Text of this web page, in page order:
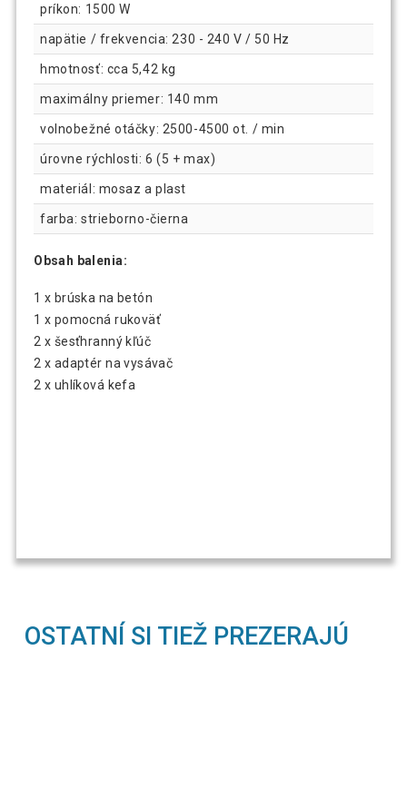
príkon: 1500 W
napätie / frekvencia: 230 - 240 V / 50 Hz
hmotnosť: cca 5,42 kg
maximálny priemer: 140 mm
volnobežné otáčky: 2500-4500 ot. / min
úrovne rýchlosti: 6 (5 + max)
materiál: mosaz a plast
farba: strieborno-čierna
Obsah balenia:
1 x brúska na betón
1 x pomocná rukoväť
2 x šesťhranný kľúč
2 x adaptér na vysávač
2 x uhlíková kefa
OSTATNÍ SI TIEŽ PREZERAJÚ